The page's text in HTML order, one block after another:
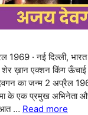
· नई दिल्ली,
ख़ान एक्शन किंग ऊँचाई
का जन्म 2 अप्रैल
के एक प्रमुख अभिनेता और
… Read more